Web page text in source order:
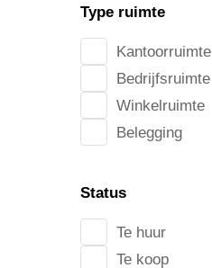
Type ruimte
Kantoorruimte
Bedrijfsruimte
Winkelruimte
Belegging
Status
Te huur
Te koop